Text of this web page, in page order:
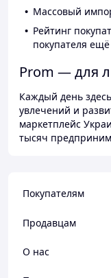
Массовый
Рейтинг
покупателя
Prom — для
Каждый день
увлечений и
маркетплейс
тысяч
Покупателям
Продавцам
О нас